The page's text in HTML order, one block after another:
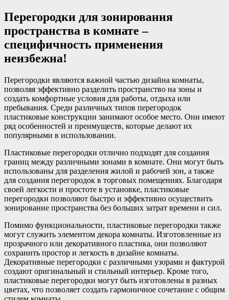
Перегородки для зонирования
пространства в комнате –
специфичность применения
неизбежна!
Перегородки являются важной частью дизайна комнаты,
позволяя эффективно разделить пространство на зоны и
создать комфортные условия для работы, отдыха или
пребывания. Среди различных типов перегородок
пластиковые конструкции занимают особое место. Они имеют
ряд особенностей и преимуществ, которые делают их
популярными в использовании.
Пластиковые перегородки отлично подходят для создания
границ между различными зонами в комнате. Они могут быть
использованы для разделения жилой и рабочей зон, а также
для создания перегородок в торговых помещениях. Благодаря
своей легкости и простоте в установке, пластиковые
перегородки позволяют быстро и эффективно осуществить
зонирование пространства без больших затрат времени и сил.
Помимо функциональности, пластиковые перегородки также
могут служить элементом декора комнаты. Изготовленные из
прозрачного или декоративного пластика, они позволяют
сохранить простор и легкость в дизайне комнаты.
Декоративные перегородки с различными узорами и фактурой
создают оригинальный и стильный интерьер. Кроме того,
пластиковые перегородки могут быть изготовлены в разных
цветах, что позволяет создать гармоничное сочетание с общим